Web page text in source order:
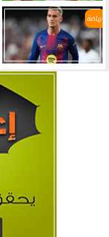
رياضة